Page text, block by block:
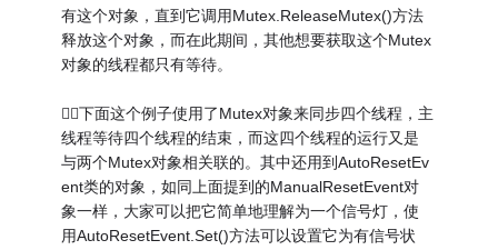
有这个对象，直到它调用Mutex.ReleaseMutex()方法
释放这个对象，而在此期间，其他想要获取这个Mutex
对象的线程都只有等待。
下面这个例子使用了Mutex对象来同步四个线程，主
线程等待四个线程的结束，而这四个线程的运行又是
与两个Mutex对象相关联的。其中还用到AutoResetEv
ent类的对象，如同上面提到的ManualResetEvent对
象一样，大家可以把它简单地理解为一个信号灯，使
用AutoResetEvent.Set()方法可以设置它为有信号状